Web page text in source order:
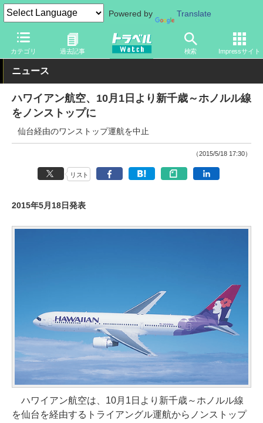
Powered by Translate
カテゴリ 過去記事 検索 Impressサイト
トラベル Watch 企業・政府・官庁 海外エアライン
ニュース
ハワイアン航空、10月1日より新千歳～ホノルル線
をノンストップに
仙台経由のワンストップ運航を中止
（2015/5/18 17:30）
リスト
2015年5月18日発表
ハワイアン航空は、10月1日より新千歳～ホノルル線
を仙台を経由するトライアングル運航からノンストップ